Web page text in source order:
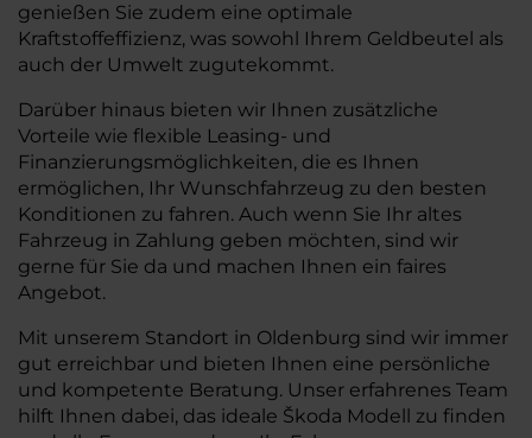
genießen Sie zudem eine optimale
Kraftstoffeffizienz, was sowohl Ihrem Geldbeutel als
auch der Umwelt zugutekommt.
Darüber hinaus bieten wir Ihnen zusätzliche
Vorteile wie flexible Leasing- und
Finanzierungsmöglichkeiten, die es Ihnen
ermöglichen, Ihr Wunschfahrzeug zu den besten
Konditionen zu fahren. Auch wenn Sie Ihr altes
Fahrzeug in Zahlung geben möchten, sind wir
gerne für Sie da und machen Ihnen ein faires
Angebot.
Mit unserem Standort in Oldenburg sind wir immer
gut erreichbar und bieten Ihnen eine persönliche
und kompetente Beratung. Unser erfahrenes Team
hilft Ihnen dabei, das ideale Škoda Modell zu finden